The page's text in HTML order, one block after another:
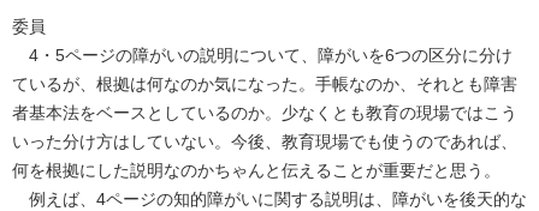
委員
4・5ページの障がいの説明について、障がいを6つの区分に分け
ているが、根拠は何なのか気になった。手帳なのか、それとも障害
者基本法をベースとしているのか。少なくとも教育の現場ではこう
いった分け方はしていない。今後、教育現場でも使うのであれば、
何を根拠にした説明なのかちゃんと伝えることが重要だと思う。
例えば、4ページの知的障がいに関する説明は、障がいを後天的な